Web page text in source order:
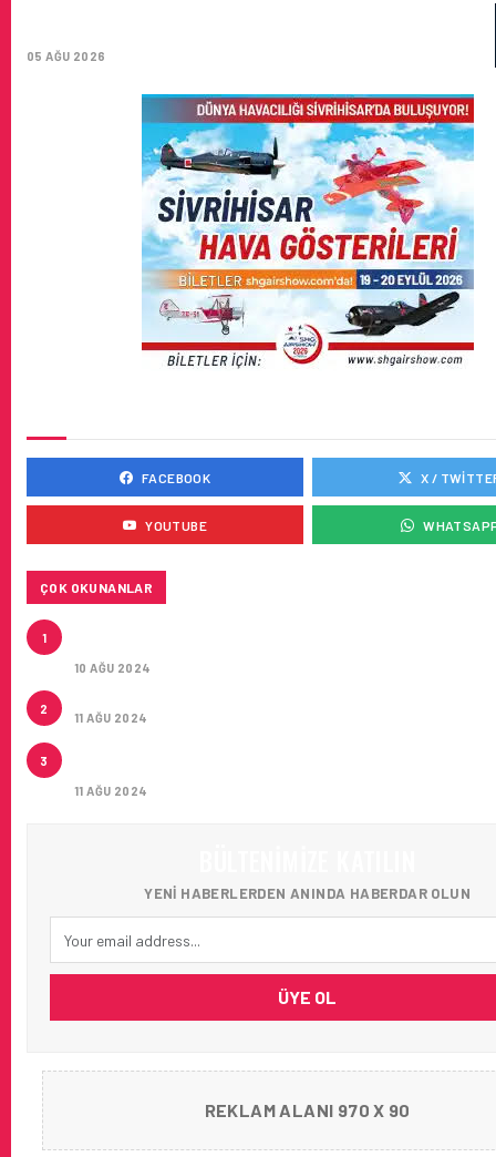
05 AĞU 2026
FACEBOOK X /
YOUTUBE
ÇOK OKUNANLAR
1
10 AĞU 2024
2
11 AĞU 2024
3
11 AĞU 2024
YENI HABERLERDEN ANINDA HABERDAR OLUN
ÜYE OL
REKLAM ALANI 970 X 90